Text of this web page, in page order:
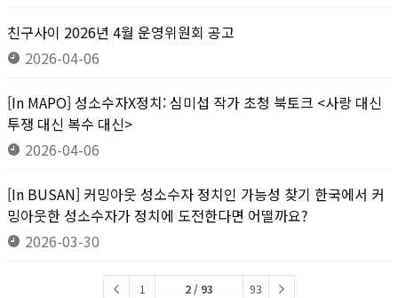
친구사이 2026년 4월 운영위원회 공고
2026-04-06
[In MAPO] 성소수자X정치: 심미섭 작가 초청 북토크 <사랑 대신
투쟁 대신 복수 대신>
2026-04-06
[In BUSAN] 커밍아웃 성소수자 정치인 가능성 찾기 한국에서 커
밍아웃한 성소수자가 정치에 도전한다면 어떨까요?
2026-03-30
1 2 / 93 93